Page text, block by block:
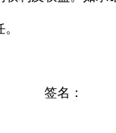
签名：